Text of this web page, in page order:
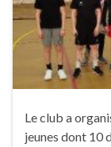
Le club a
jeunes dont 10